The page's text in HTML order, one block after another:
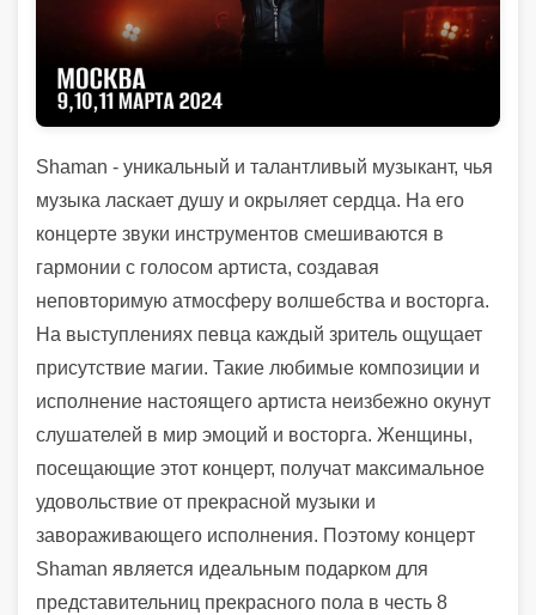
Shaman - уникальный и талантливый музыкант, чья
музыка ласкает душу и окрыляет сердца. На его
концерте звуки инструментов смешиваются в
гармонии с голосом артиста, создавая
неповторимую атмосферу волшебства и восторга.
На выступлениях певца каждый зритель ощущает
присутствие магии. Такие любимые композиции и
исполнение настоящего артиста неизбежно окунут
слушателей в мир эмоций и восторга. Женщины,
посещающие этот концерт, получат максимальное
удовольствие от прекрасной музыки и
завораживающего исполнения. Поэтому концерт
Shaman является идеальным подарком для
представительниц прекрасного пола в честь 8